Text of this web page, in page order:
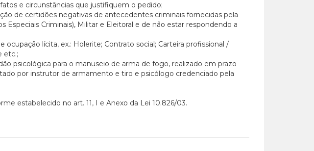
e circunstâncias que justifiquem o pedido;
de certidões negativas de antecedentes criminais fornecidas pela
Especiais Criminais), Militar e Eleitoral e de não estar respondendo a
lícita, ex.: Holerite; Contrato social; Carteira profissional /
etc.;
psicológica para o manuseio de arma de fogo, realizado em prazo
por instrutor de armamento e tiro e psicólogo credenciado pela
estabelecido no art. 11, I e Anexo da Lei 10.826/03.